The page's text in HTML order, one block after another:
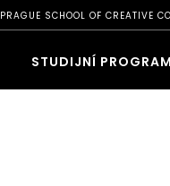
PRAGUE SCHOOL OF CREATIVE
STUDIJNÍ